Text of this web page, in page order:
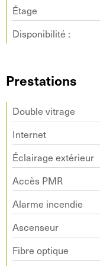
Étage
Disponibilité :
Prestations
Double vitrage
Internet
Éclairage extérieur
Accès PMR
Alarme incendie
Ascenseur
Fibre optique